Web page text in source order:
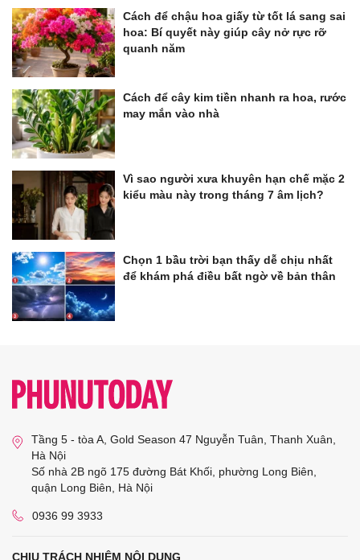
Cách để chậu hoa giấy từ tốt lá sang sai
hoa: Bí quyết này giúp cây nở rực rỡ
quanh năm
Cách để cây kim tiền nhanh ra hoa, rước
may mắn vào nhà
Vì sao người xưa khuyên hạn chế mặc 2
kiểu màu này trong tháng 7 âm lịch?
Chọn 1 bầu trời bạn thấy dễ chịu nhất
để khám phá điều bất ngờ về bản thân
Tầng 5 - tòa A, Gold Season 47 Nguyễn Tuân, Thanh Xuân,
Hà Nội
Số nhà 2B ngõ 175 đường Bát Khối, phường Long Biên,
quận Long Biên, Hà Nội
0936 99 3933
CHỊU TRÁCH NHIỆM NỘI DUNG